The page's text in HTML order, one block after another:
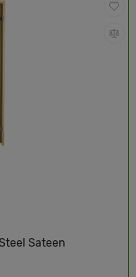
Sateen